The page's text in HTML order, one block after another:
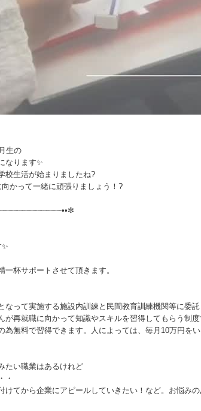
生の
なります✨
校生活が始まりましたね?
かって一緒に頑張りましょう！?
一杯サポートさせて頂きます。
なって実施する施設内訓練と民間教育訓練機関等に委
が再就職に向かって知識やスキルを習得してもらう制度
為無料で習得できます。人によっては、毎月10万円を
たい職業はあるけれど
・
けてから企業にアピールしていきたい！など。お悩み